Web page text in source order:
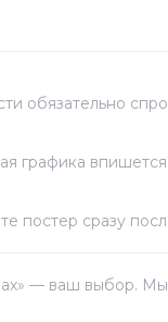
обязательно
графика впишется
постер сразу
— ваш выбор.